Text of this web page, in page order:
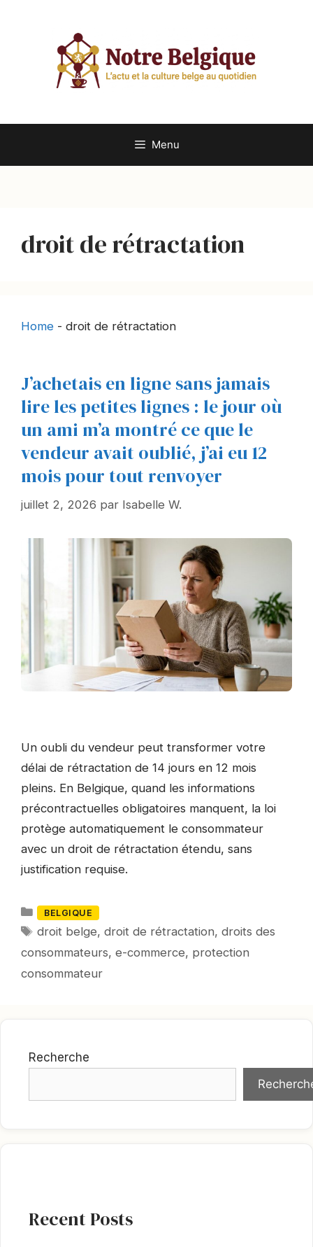
Menu
droit de rétractation
Home - droit de rétractation
J’achetais en ligne sans jamais
lire les petites lignes : le jour où
un ami m’a montré ce que le
vendeur avait oublié, j’ai eu 12
mois pour tout renvoyer
juillet 2, 2026 par Isabelle W.
Un oubli du vendeur peut transformer votre
délai de rétractation de 14 jours en 12 mois
pleins. En Belgique, quand les informations
précontractuelles obligatoires manquent, la loi
protège automatiquement le consommateur
avec un droit de rétractation étendu, sans
justification requise.
Catégories
BELGIQUE
Mots-
droit belge,droit de rétractation,droits des
consommateurs, e-commerce, protection
consommateur
Recherche
Recent Posts